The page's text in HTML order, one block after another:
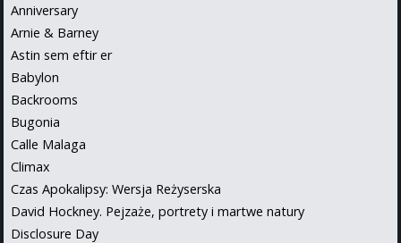
Anniversary
Arnie & Barney
Astin sem eftir er
Babylon
Backrooms
Bugonia
Calle Malaga
Climax
Czas Apokalipsy: Wersja Reżyserska
David Hockney. Pejzaże, portrety i martwe natury
Disclosure Day